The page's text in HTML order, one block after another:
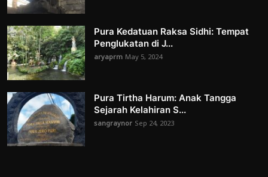
Pura Kedatuan Raksa Sidhi: Tempat
Penglukatan di J...
aryaprm May 5, 2024
Pura Tirtha Harum: Anak Tangga
Sejarah Kelahiran S...
sangraynor Sep 24, 2023